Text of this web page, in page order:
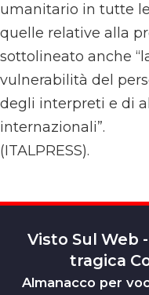
umanitario in tutte
quelle relative alla
sottolineato anche
vulnerabilità del
degli interpreti e di
internazionali”.
(ITALPRESS).
Visto Sul Web
tragica
Almanacco per